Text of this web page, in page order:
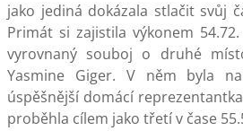
jako jediná dokázala stlačit svůj
Primát si zajistila výkonem
vyrovnaný souboj o druhé
Yasmine Giger. V něm byla
úspěšnější domácí reprezentantka
proběhla cílem jako třetí v čase